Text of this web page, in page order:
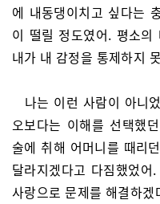
에 내동댕이치고 싶다는
이 떨릴 정도였어. 평소
내가 내 감정을 통제하지
나는 이런 사람이 아니
오보다는 이해를 선택했
술에 취해 어머니를 때리
달라지겠다고 다짐했었
사랑으로 문제를 해결하